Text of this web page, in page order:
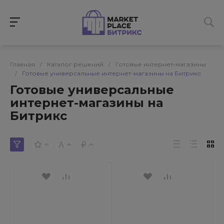
Главная / Каталог решений /
Готовые интернет-магазины
/
Готовые универсальные интернет-магазины на Битрикс
Готовые универсальные
интернет-магазины на
Битрикс